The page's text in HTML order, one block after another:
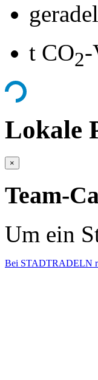
t CO2-
Lokale
×
Team-
Um ein
Bei STADTRADELN